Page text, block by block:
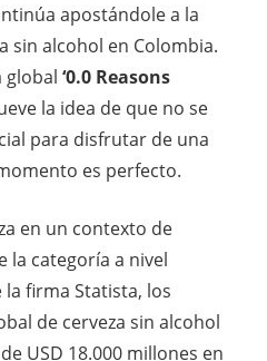
apostándole a la
sin alcohol en Colombia.
global ‘0.0 Reasons
la idea de que no se
para disfrutar de una
es perfecto.
en un contexto de
la categoría a nivel
firma Statista, los
de cerveza sin alcohol
USD 18.000 millones en